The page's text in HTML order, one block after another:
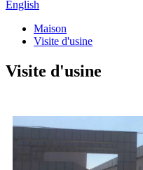
English
Maison
Visite d'usine
Visite d'usine